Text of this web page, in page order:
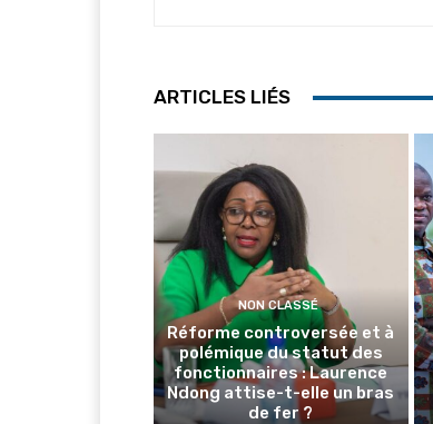
ARTICLES LIÉS
NON CLASSÉ
Réforme controversée et à
polémique du statut des
fonctionnaires : Laurence
Ndong attise-t-elle un bras
de fer ?